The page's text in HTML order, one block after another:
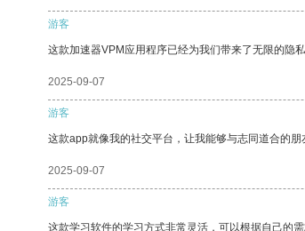
游客
这款加速器VPM应用程序已经为我们带来了无限的隐私
2025-09-07
游客
这款app就像我的社交平台，让我能够与志同道合的朋
2025-09-07
游客
这款学习软件的学习方式非常灵活，可以根据自己的